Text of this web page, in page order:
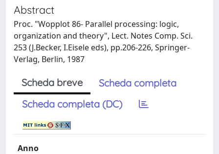
Abstract
Proc. "Wopplot 86- Parallel processing: logic,
organization and theory", Lect. Notes Comp. Sci.
253 (J.Becker, I.Eisele eds), pp.206-226, Springer-
Verlag, Berlin, 1987
Scheda breve
Scheda completa
Scheda completa (DC)
Anno